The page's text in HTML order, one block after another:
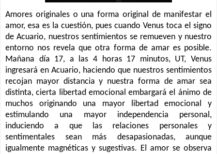
Amores originales o una forma original de manifestar el
amor, esa es la cuestión, pues cuando Venus toca el signo
de Acuario, nuestros sentimientos se remueven y nuestro
entorno nos revela que otra forma de amar es posible.
Mañana día 17, a las 4 horas 17 minutos, UT, Venus
ingresará en Acuario, haciendo que nuestros sentimientos
recojan mayor distancia y nuestra forma de amar sea
distinta, cierta libertad emocional embargará el ánimo de
muchos originando una mayor libertad emocional y
estimulando una mayor independencia personal,
induciendo a que las relaciones personales y
sentimentales sean más desapasionadas, aunque
igualmente magnéticas y sugestivas. El amor se observa